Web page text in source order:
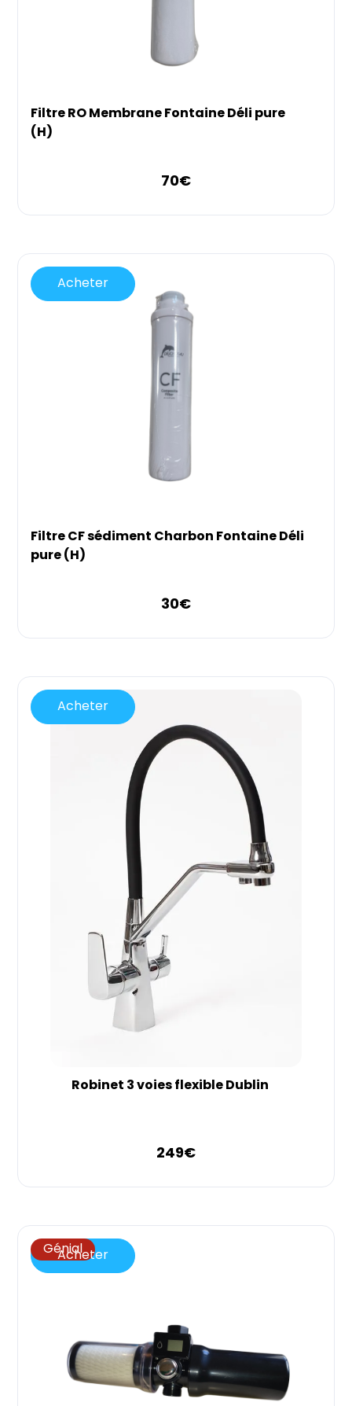
Filtre RO Membrane Fontaine Déli pure
(H)
70€
Filtre CF sédiment Charbon Fontaine Déli
pure (H)
30€
Acheter
Robinet 3 voies flexible Dublin
249€
Acheter
Acheter
Génial